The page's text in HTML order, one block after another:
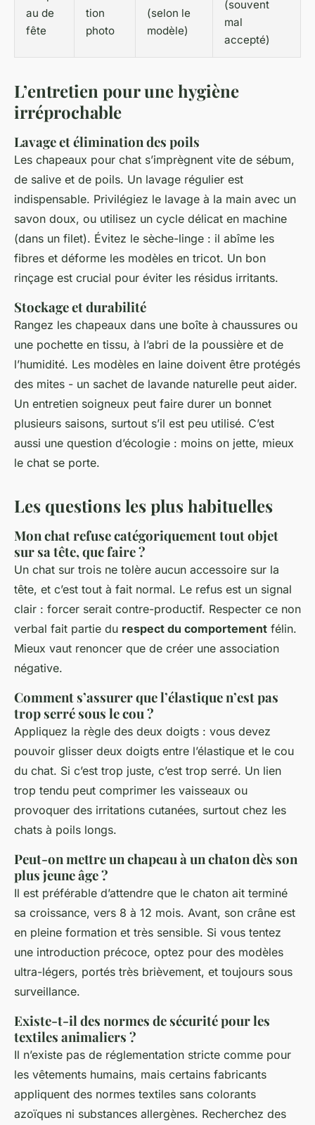
au de
fête
tion
photo
(selon le
modèle)
(souvent
mal
accepté)
L’entretien pour une hygiène
irréprochable
Lavage et élimination des poils
Les chapeaux pour chat s’imprègnent vite de sébum,
de salive et de poils. Un lavage régulier est
indispensable. Privilégiez le lavage à la main avec un
savon doux, ou utilisez un cycle délicat en machine
(dans un filet). Évitez le sèche-linge : il abîme les
fibres et déforme les modèles en tricot. Un bon
rinçage est crucial pour éviter les résidus irritants.
Stockage et durabilité
Rangez les chapeaux dans une boîte à chaussures ou
une pochette en tissu, à l’abri de la poussière et de
l’humidité. Les modèles en laine doivent être protégés
des mites - un sachet de lavande naturelle peut aider.
Un entretien soigneux peut faire durer un bonnet
plusieurs saisons, surtout s’il est peu utilisé. C’est
aussi une question d’écologie : moins on jette, mieux
le chat se porte.
Les questions les plus habituelles
Mon chat refuse catégoriquement tout objet
sur sa tête, que faire ?
Un chat sur trois ne tolère aucun accessoire sur la
tête, et c’est tout à fait normal. Le refus est un signal
clair : forcer serait contre-productif. Respecter ce non
verbal fait partie du respect du comportement félin.
Mieux vaut renoncer que de créer une association
négative.
Comment s’assurer que l’élastique n’est pas
trop serré sous le cou ?
Appliquez la règle des deux doigts : vous devez
pouvoir glisser deux doigts entre l’élastique et le cou
du chat. Si c’est trop juste, c’est trop serré. Un lien
trop tendu peut comprimer les vaisseaux ou
provoquer des irritations cutanées, surtout chez les
chats à poils longs.
Peut-on mettre un chapeau à un chaton dès son
plus jeune âge ?
Il est préférable d’attendre que le chaton ait terminé
sa croissance, vers 8 à 12 mois. Avant, son crâne est
en pleine formation et très sensible. Si vous tentez
une introduction précoce, optez pour des modèles
ultra-légers, portés très brièvement, et toujours sous
surveillance.
Existe-t-il des normes de sécurité pour les
textiles animaliers ?
Il n’existe pas de réglementation stricte comme pour
les vêtements humains, mais certains fabricants
appliquent des normes textiles sans colorants
azoïques ni substances allergènes. Recherchez des